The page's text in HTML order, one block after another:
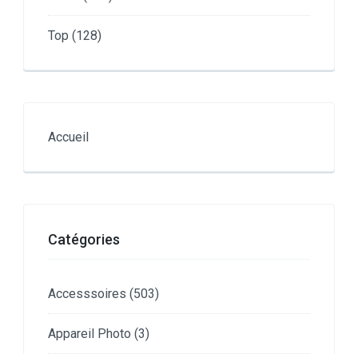
Top (128)
Accueil
Catégories
Accesssoires (503)
Appareil Photo (3)